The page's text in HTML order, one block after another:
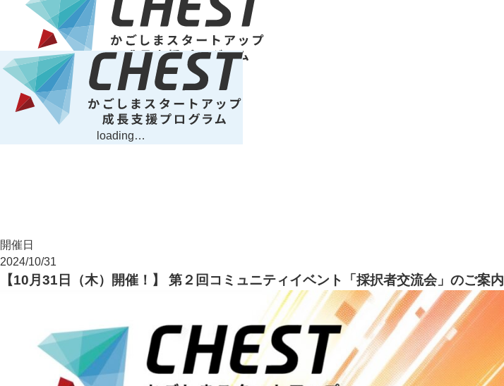
loading…
開催日
2024/10/31
【10月31日（木）開催！】 第２回コミュニティイベント「採択者交流会」のご案内